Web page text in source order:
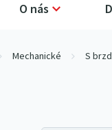
O nás
Mechanické S